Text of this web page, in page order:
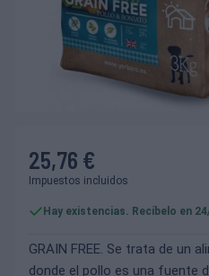
25,76 €
Impuestos incluidos
Hay existencias. Recíbelo en
GRAIN FREE. Se trata de un
donde el pollo es una fuente